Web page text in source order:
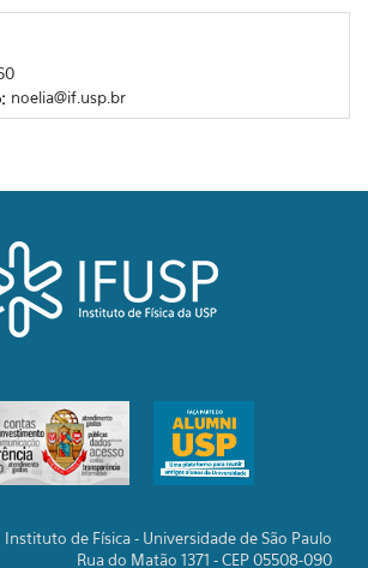
noelia@if.usp.br
Instituto de Física - Universidade de São Paulo
Rua do Matão 1371 - CEP 05508-090